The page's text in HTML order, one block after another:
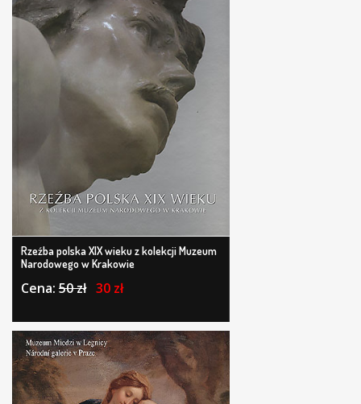
Rzeźba polska XIX wieku z kolekcji Muzeum
Narodowego w Krakowie
Cena: 50 zł 30 zł